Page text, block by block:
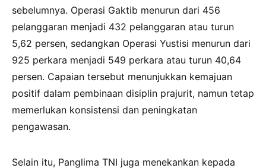
sebelumnya. Operasi Gaktib menurun dari 456
pelanggaran menjadi 432 pelanggaran atau turun
5,62 persen, sedangkan Operasi Yustisi menurun dari
925 perkara menjadi 549 perkara atau turun 40,64
persen. Capaian tersebut menunjukkan kemajuan
positif dalam pembinaan disiplin prajurit, namun tetap
memerlukan konsistensi dan peningkatan
pengawasan.
Selain itu, Panglima TNI juga menekankan kepada